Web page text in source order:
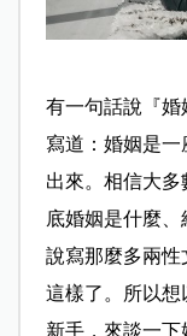
有一句話說『婚
寫道：婚姻是
出來。相信大多
底婚姻是什麼
說寫那麼多兩性
這樣了。所以想
新手，來談一下